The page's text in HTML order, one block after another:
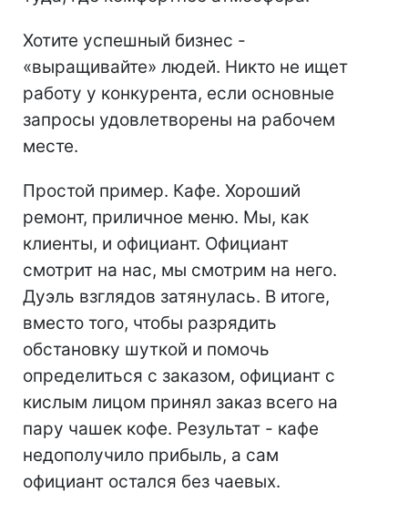
Хотите успешный бизнес -
«выращивайте» людей. Никто не ищет
работу у конкурента, если основные
запросы удовлетворены на рабочем
месте.
Простой пример. Кафе. Хороший
ремонт, приличное меню. Мы, как
клиенты, и официант. Официант
смотрит на нас, мы смотрим на него.
Дуэль взглядов затянулась. В итоге,
вместо того, чтобы разрядить
обстановку шуткой и помочь
определиться с заказом, официант с
кислым лицом принял заказ всего на
пару чашек кофе. Результат - кафе
недополучило прибыль, а сам
официант остался без чаевых.